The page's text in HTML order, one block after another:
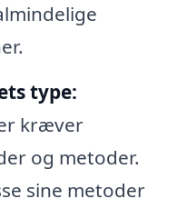
type:
kræver
og metoder.
sine metoder